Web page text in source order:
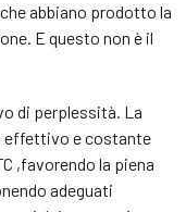
abbiano prodotto la
E questo non è il
di perplessità. La
effettivo e costante
,favorendo la piena
adeguati